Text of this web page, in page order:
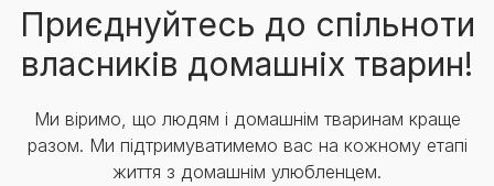
Приєднуйтесь до спільноти
власників домашніх тварин!
Ми віримо, що людям і домашнім тваринам краще
разом. Ми підтримуватимемо вас на кожному етапі
життя з домашнім улюбленцем.